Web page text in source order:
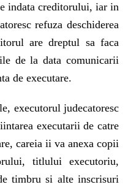
indata creditorului, iar in
refuza deschiderea
are dreptul sa faca
de la data comunicarii
de executare.
judecatoresc
executarii de catre
careia ii va anexa copii
titlului executoriu,
timbru si alte inscrisuri